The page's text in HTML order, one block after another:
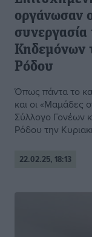
οργάνωσαν
συνεργασία
Κηδεμόνων
Ρόδου
Όπως πάντα το
και οι «Μαμάδες
Σύλλογο Γονέων
Ρόδου την
22.02.25, 18:13